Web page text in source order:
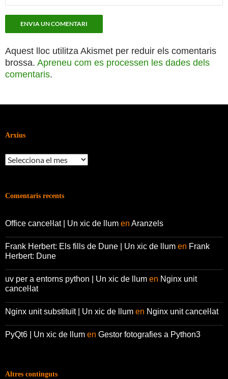
Aquest lloc utilitza Akismet per reduir els comentaris
brossa. Apreneu com es processen les dades dels
comentaris.
Arxius
Arxius
Comentaris recents
Office canceŀlat | Un xic de llum en Aranzels
Frank Herbert: Els fills de Dune | Un xic de llum en Frank
Herbert: Dune
uv per a entorns python | Un xic de llum en Nginx unit
canceŀlat
Nginx unit substituït | Un xic de llum en Nginx unit canceŀlat
PyQt6 | Un xic de llum en Gestor fotografies a Python3
Altres continguts